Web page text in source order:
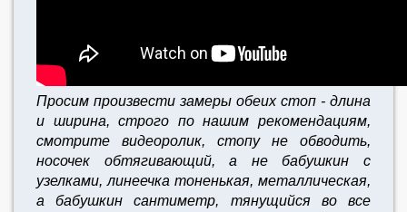
Просим произвести замеры обеих стоп - длина
и ширина, строго по нашим рекомендациям,
смотрите видеоролик, стопу не обводить,
носочек обтягивающий, а не бабушкин с
узелками, линеечка тоненькая, металлическая,
а бабушкин сантиметр, тянущийся во все